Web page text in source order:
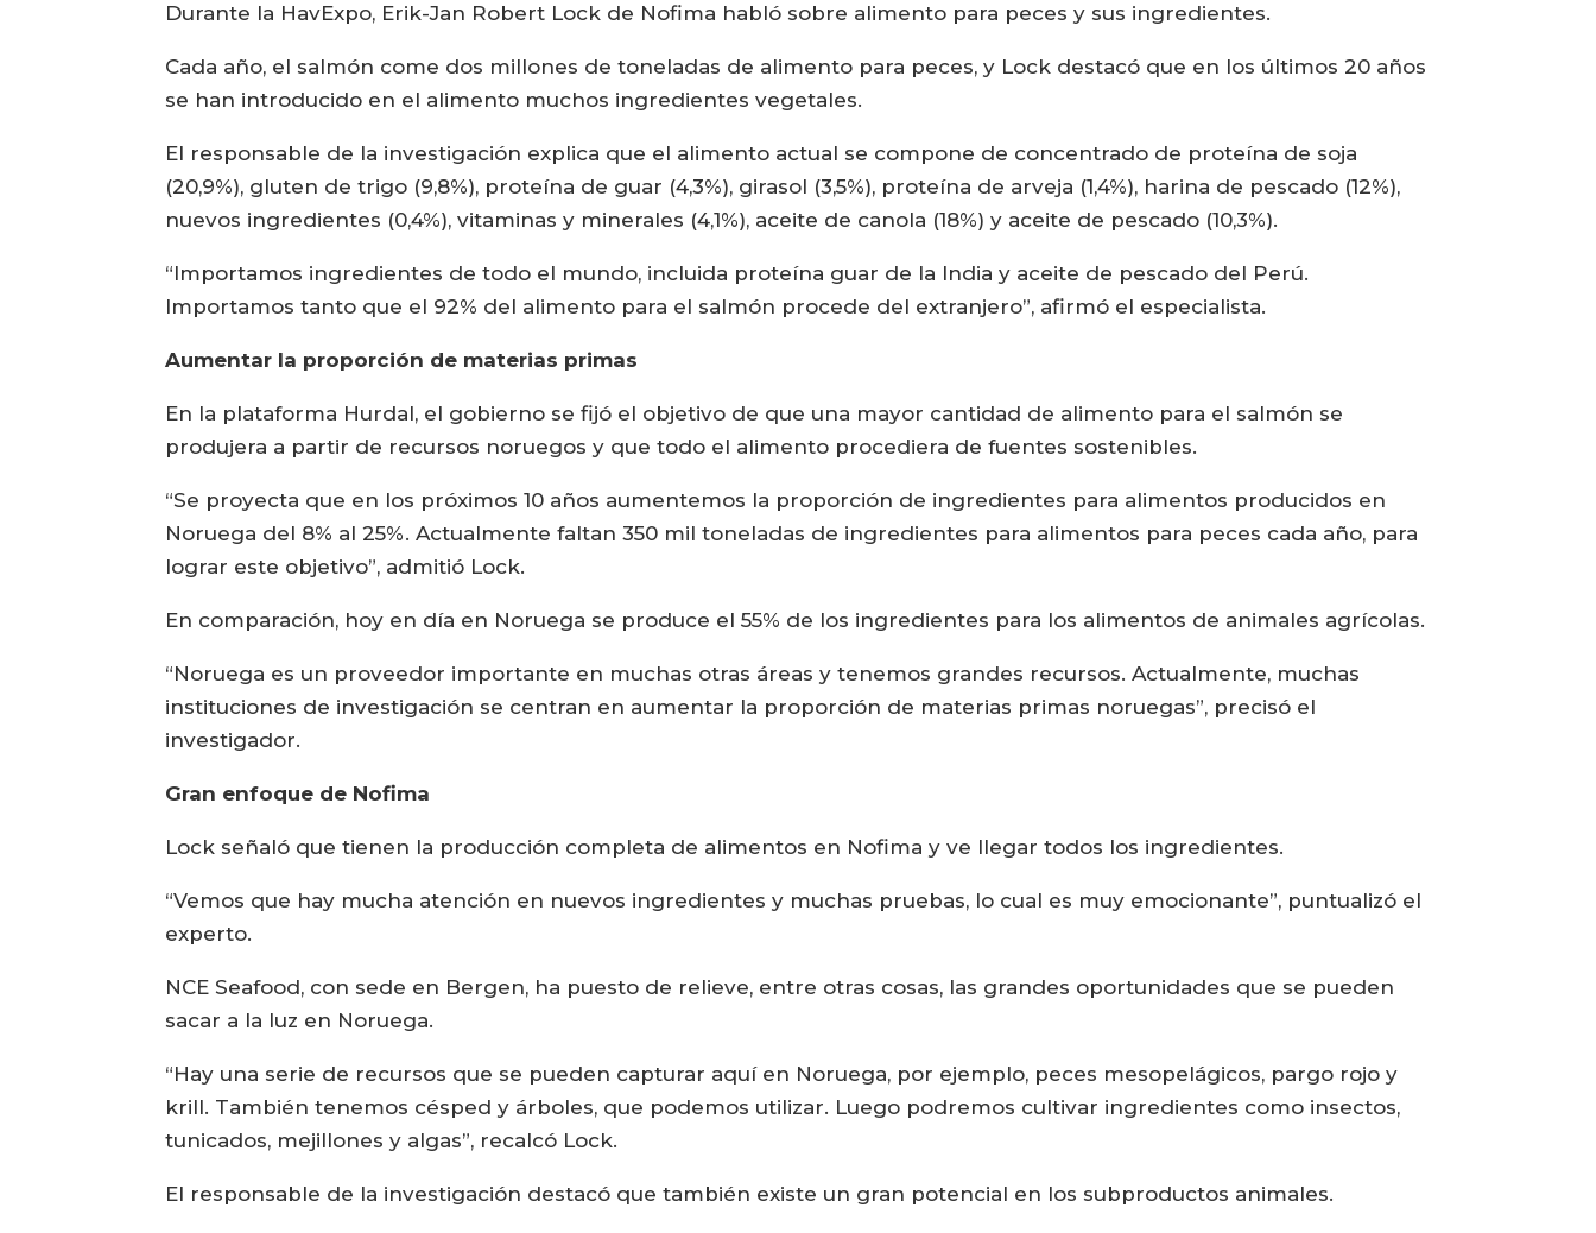
Durante la HavExpo, Erik-Jan Robert Lock de Nofima habló sobre alimento para peces y sus ingredientes.
Cada año, el salmón come dos millones de toneladas de alimento para peces, y Lock destacó que en los últimos 20 años
se han introducido en el alimento muchos ingredientes vegetales.
El responsable de la investigación explica que el alimento actual se compone de concentrado de proteína de soja
(20,9%), gluten de trigo (9,8%), proteína de guar (4,3%), girasol (3,5%), proteína de arveja (1,4%), harina de pescado (12%),
nuevos ingredientes (0,4%), vitaminas y minerales (4,1%), aceite de canola (18%) y aceite de pescado (10,3%).
“Importamos ingredientes de todo el mundo, incluida proteína guar de la India y aceite de pescado del Perú.
Importamos tanto que el 92% del alimento para el salmón procede del extranjero”, afirmó el especialista.
Aumentar la proporción de materias primas
En la plataforma Hurdal, el gobierno se fijó el objetivo de que una mayor cantidad de alimento para el salmón se
produjera a partir de recursos noruegos y que todo el alimento procediera de fuentes sostenibles.
“Se proyecta que en los próximos 10 años aumentemos la proporción de ingredientes para alimentos producidos en
Noruega del 8% al 25%. Actualmente faltan 350 mil toneladas de ingredientes para alimentos para peces cada año, para
lograr este objetivo”, admitió Lock.
En comparación, hoy en día en Noruega se produce el 55% de los ingredientes para los alimentos de animales agrícolas.
“Noruega es un proveedor importante en muchas otras áreas y tenemos grandes recursos. Actualmente, muchas
instituciones de investigación se centran en aumentar la proporción de materias primas noruegas”, precisó el
investigador.
Gran enfoque de Nofima
Lock señaló que tienen la producción completa de alimentos en Nofima y ve llegar todos los ingredientes.
“Vemos que hay mucha atención en nuevos ingredientes y muchas pruebas, lo cual es muy emocionante”, puntualizó el
experto.
NCE Seafood, con sede en Bergen, ha puesto de relieve, entre otras cosas, las grandes oportunidades que se pueden
sacar a la luz en Noruega.
“Hay una serie de recursos que se pueden capturar aquí en Noruega, por ejemplo, peces mesopelágicos, pargo rojo y
krill. También tenemos césped y árboles, que podemos utilizar. Luego podremos cultivar ingredientes como insectos,
tunicados, mejillones y algas”, recalcó Lock.
El responsable de la investigación destacó que también existe un gran potencial en los subproductos animales.